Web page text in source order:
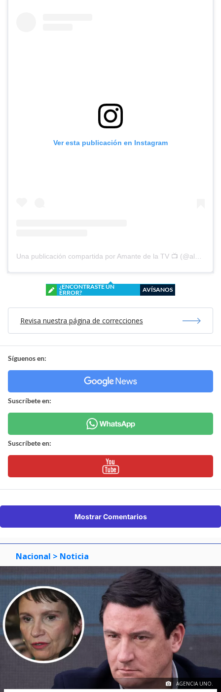
Ver esta publicación en Instagram
Una publicación compartida por Amante de la TV 📺 (@alguien_te_observa)
¿ENCONTRASTE UN
ERROR?
AVÍSANOS
Revisa nuestra página de correcciones
Síguenos en:
Suscríbete en:
Suscríbete en:
Mostrar Comentarios
Nacional > Noticia
AGENCIA UNO.